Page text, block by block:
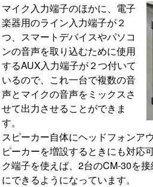
マイク入力端子のほかに、電子
楽器用のライン入力端子が２
つ、スマートデバイスやパソコ
ンの音声を取り込むために使用
するAUX入力端子が２つ付いて
いるので、これ一台で複数の音
声とマイクの音声をミックスさ
せて出力させることができま
す。
スピーカー自体にヘッドフォンア
ピーカーを増設するときにも対応
ク端子を使えば、2台のCM-30を
にできるようになっています。